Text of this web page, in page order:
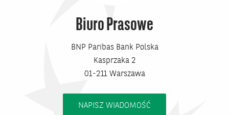
Biuro Prasowe
BNP Paribas Bank Polska
Kasprzaka 2
01-211 Warszawa
NAPISZ WIADOMOŚĆ